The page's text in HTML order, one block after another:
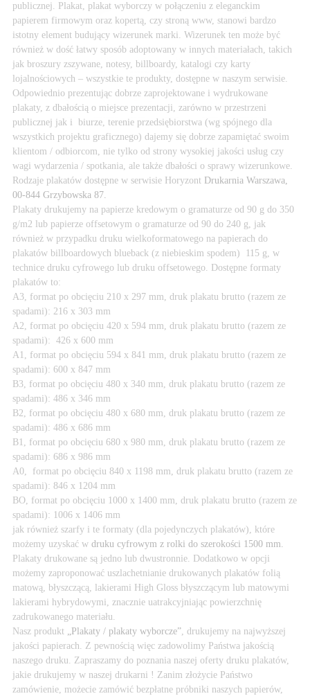
publicznej. Plakat, plakat wyborczy w połączeniu z eleganckim
papierem firmowym oraz kopertą, czy stroną www, stanowi bardzo
istotny element budujący wizerunek marki. Wizerunek ten może być
również w dość łatwy sposób adoptowany w innych materiałach, takich
jak broszury zszywane, notesy, billboardy, katalogi czy karty
lojalnościowych – wszystkie te produkty, dostępne w naszym serwisie.
Odpowiednio prezentując dobrze zaprojektowane i wydrukowane
plakaty, z dbałością o miejsce prezentacji, zarówno w przestrzeni
publicznej jak i biurze, terenie przedsiębiorstwa (wg spójnego dla
wszystkich projektu graficznego) dajemy się dobrze zapamiętać swoim
klientom / odbiorcom, nie tylko od strony wysokiej jakości usług czy
wagi wydarzenia / spotkania, ale także dbałości o sprawy wizerunkowe.
Rodzaje plakatów dostępne w serwisie Horyzont Drukarnia Warszawa,
00-844 Grzybowska 87.
Plakaty drukujemy na papierze kredowym o gramaturze od 90 g do 350
g/m2 lub papierze offsetowym o gramaturze od 90 do 240 g, jak
również w przypadku druku wielkoformatowego na papierach do
plakatów billboardowych blueback (z niebieskim spodem) 115 g, w
technice druku cyfrowego lub druku offsetowego. Dostępne formaty
plakatów to:
A3, format po obcięciu 210 x 297 mm, druk plakatu brutto (razem ze
spadami): 216 x 303 mm
A2, format po obcięciu 420 x 594 mm, druk plakatu brutto (razem ze
spadami): 426 x 600 mm
A1, format po obcięciu 594 x 841 mm, druk plakatu brutto (razem ze
spadami): 600 x 847 mm
B3, format po obcięciu 480 x 340 mm, druk plakatu brutto (razem ze
spadami): 486 x 346 mm
B2, format po obcięciu 480 x 680 mm, druk plakatu brutto (razem ze
spadami): 486 x 686 mm
B1, format po obcięciu 680 x 980 mm, druk plakatu brutto (razem ze
spadami): 686 x 986 mm
A0, format po obcięciu 840 x 1198 mm, druk plakatu brutto (razem ze
spadami): 846 x 1204 mm
BO, format po obcięciu 1000 x 1400 mm, druk plakatu brutto (razem ze
spadami): 1006 x 1406 mm
jak również szarfy i te formaty (dla pojedynczych plakatów), które
możemy uzyskać w druku cyfrowym z rolki do szerokości 1500 mm.
Plakaty drukowane są jedno lub dwustronnie. Dodatkowo w opcji
możemy zaproponować uszlachetnianie drukowanych plakatów folią
matową, błyszczącą, lakierami High Gloss błyszczącym lub matowymi
lakierami hybrydowymi, znacznie uatrakcyjniając powierzchnię
zadrukowanego materiału.
Nasz produkt „ Plakaty / plakaty wyborcze”, drukujemy na najwyższej
jakości papierach. Z pewnością więc zadowolimy Państwa jakością
naszego druku. Zapraszamy do poznania naszej oferty druku plakatów,
jakie drukujemy w naszej drukarni ! Zanim złożycie Państwo
zamówienie, możecie zamówić bezpłatne próbniki naszych papierów,